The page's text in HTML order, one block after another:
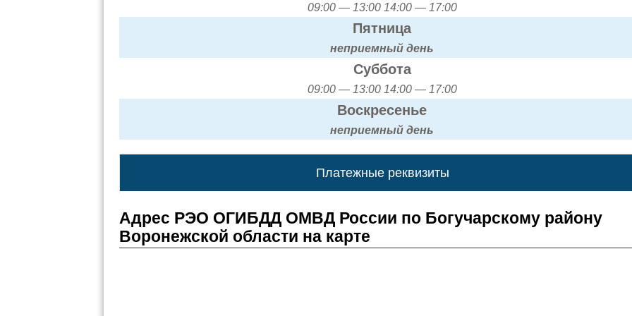
09:00 — 13:00 14:00 — 17:00
Пятница
неприемный день
Суббота
09:00 — 13:00 14:00 — 17:00
Воскресенье
неприемный день
Платежные реквизиты
Адрес РЭО ОГИБДД ОМВД России по Богучарскому району
Воронежской области на карте